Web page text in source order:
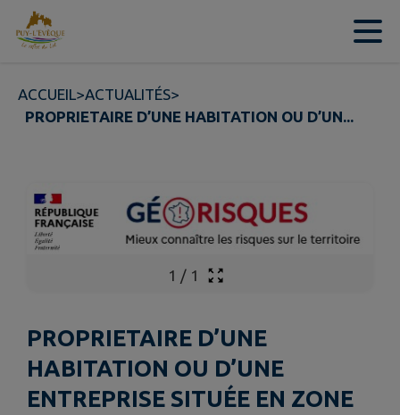
Contenu
ACCUEIL>ACTUALITÉS>
PROPRIETAIRE D’UNE HABITATION OU D’UN...
1 / 1
PROPRIETAIRE D’UNE
HABITATION OU D’UNE
ENTREPRISE SITUÉE EN ZONE